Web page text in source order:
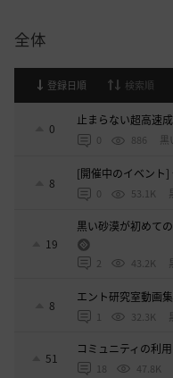
全体
登録日順 検索順
0
止まらない超高速
0 886 黒
8
[開催中のイベント]
0 53.1K
19
黒い砂漠が初めて
2 43.2K
8
エント研究室動画集
1 32.3K
51
コミュニティの利
18 47.8K